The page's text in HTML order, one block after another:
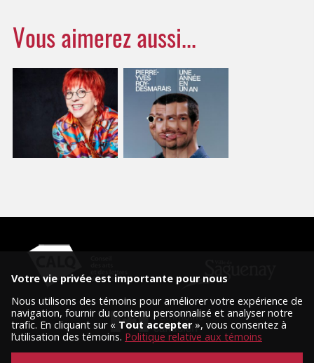
Vous aimerez aussi...
Votre vie privée est importante pour nous
Nous utilisons des témoins pour améliorer votre expérience de
navigation, fournir du contenu personnalisé et analyser notre
trafic. En cliquant sur « Tout accepter», vous consentez à
l’utilisation des témoins. Politique relative aux témoins